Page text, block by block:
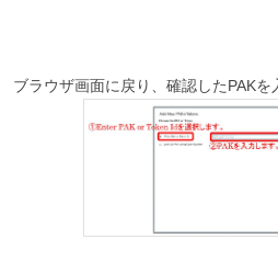
ブラウザ画面に戻り、確認したPAKを